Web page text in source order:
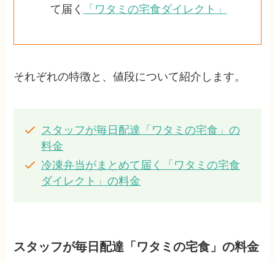
て届く
「ワタミの宅食ダイレクト」
それぞれの特徴と、値段について紹介します。
スタッフが毎日配達「ワタミの宅食」の
料金
冷凍弁当がまとめて届く「ワタミの宅食
ダイレクト」の料金
スタッフが毎日配達「ワタミの宅食」の料金